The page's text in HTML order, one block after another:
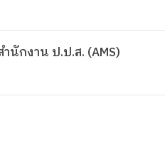
กงาน ป.ป.ส. (AMS)